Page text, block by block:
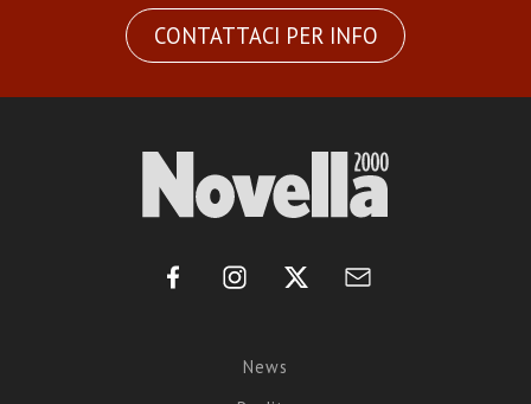
CONTATTACI PER INFO
News